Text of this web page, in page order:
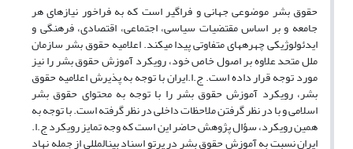
حقوق بشر موضوعی جهانی و فراگیر است که به فراخور نیازهای هر
جامعه و بر اساس مقتضیات سیاسی، اجتماعی، اقتصادی، فرهنگی و
ایدئولوژیکی چهره­های متفاوتی پیدا می­کند. اعلامیه حقوق بشر سازمان
ملل متحد علاوه بر اصول خاص خود، رویکرد آموزش حقوق بشر را نیز
مورد توجه قرار داده است. ج.ا.ایران با توجه به پذیرش اعلامیه حقوق
بشر، رویکرد آموزش حقوق بشر را با توجه به محتوای حقوق بشر
اسلامی و با در نظر گرفتن ملاحظات داخلی در نظر گرفته است. با توجه به
همین رویکرد، سؤال پژوهش حاضر این است که وجه تمایز رویکرد ج.ا.
ایران نسبت به آموزش حقوق بشر در پرتو اسناد بین­المللی از جمله نهاد